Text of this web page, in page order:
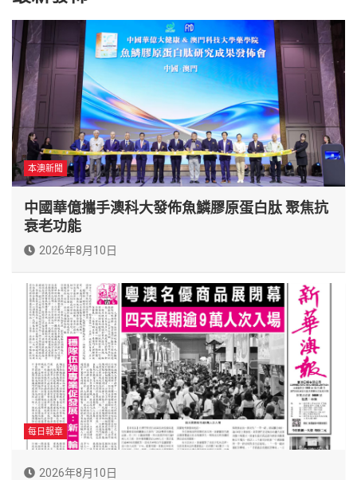
本澳新聞
中國華億攜手澳科大發佈魚鱗膠原蛋白肽 聚焦抗
衰老功能
2026年8月10日
每日報章
2026年8月10日